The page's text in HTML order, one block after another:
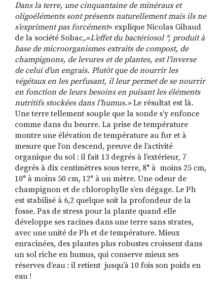
Dans la terre, une cinquantaine de minéraux et
oligoéléments sont présents naturellement mais ils ne
s’expriment pas forcément« explique Nicolas Gibaud
de la société Sobac,.«L’effet du bactériosol ®, produit à
base de microorganismes extraits de compost, de
champignons, de levures et de plantes, est l’inverse
de celui d’un engrais. Plutôt que de nourrir les
végétaux en les perfusant, il leur permet de se nourrir
en fonction de leurs besoins en puisant les éléments
nutritifs stockées dans l’humus.»Le résultat est là.
Une terre tellement souple que la sonde s’y enfonce
comme dans du beurre. La prise de température
montre une élévation de température au fur et à
mesure que l’on descend, preuve de l’activité
organique du sol : il fait 13 degrés à l’extérieur, 7
degrés à dix centimètres sous terre, 8° à moins 25 cm,
10° à moins 50 cm, 12° à un mètre. Une odeur de
champignon et de chlorophylle s’en dégage. Le Ph
est stabilisé à 6,2 quelque soit la profondeur de la
fosse. Pas de stress pour la plante quand elle
développe ses racines dans une terre sans strates,
avec une unité de Ph et de température. Mieux
enracinées, des plantes plus robustes croissent dans
un sol riche en humus, qui conserve mieux ses
réserves d’eau : il retient jusqu’à 10 fois son poids en
eau !